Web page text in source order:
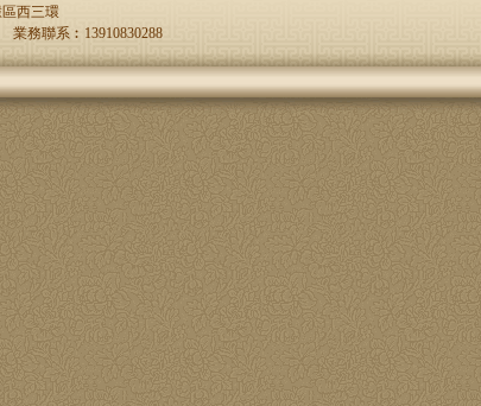
西三環
業務聯系︰13910830288